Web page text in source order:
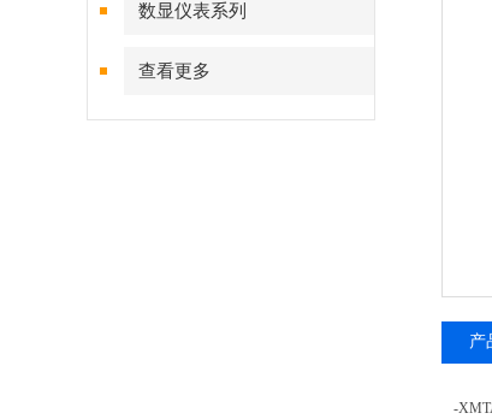
数显仪表系列
查看更多
产
-